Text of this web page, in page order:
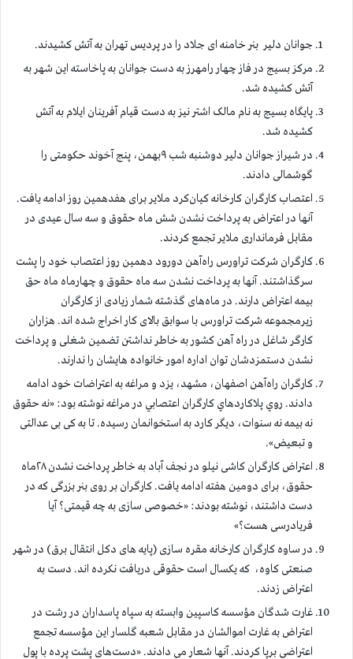
جوانان دلیر بنر خامنه ای جلاد را در پردیس تهران به آتش کشیدند.
مرکز بسیج در فاز چهار رامهرز به دست جوانان به پاخاسته این شهر به
آتش کشیده شد.
پایگاه بسیج به نام مالک اشتر نیز به دست قیام آفرینان ایلام به آتش
کشیده شد.
در شیراز جوانان دلیر دوشنبه شب ۹بهمن، پنج آخوند حکومتی را
گوشمالی دادند.
اعتصاب کارگران کارخانه کیان‌کرد ملایر برای هفدهمین روز ادامه یافت.
آنها در اعتراض به پرداخت نشدن شش ماه حقوق و سه سال عیدی در
مقابل فرمانداری ملایر تجمع کردند.
کارگران شرکت تراورس راه‌آهن دورود دهمین روز اعتصاب خود را پشت
سرگذاشتند. آنها به پرداخت نشدن سه ماه حقوق‌ و چهارماه ماه حق
بیمه اعتراض دارند. در ماه‌های گذشته شمار زیادی از کارگران
زیرمجموعه شرکت تراورس با سوابق بالای کار اخراج شده اند. هزاران
کارگر شاغل در راه آهن کشور به خاطر نداشتن تضمین شغلی و پرداخت
نشدن دستمزدشان توان اداره امور خانواده هایشان را ندارند.
کارگران راه‌آهن اصفهان، مشهد، یزد و مراغه به اعتراضات خود ادامه
دادند. روي پلاكاردهاي كارگران اعتصابي در مراغه نوشته بود:‌ «نه حقوق
نه بیمه نه سنوات، دیگر کارد به استخوانمان رسیده. تا به کی بی عدالتی
و تبعیض».
اعتراض کارگران کاشی نیلو در نجف آباد به خاطر پرداخت نشدن ۲۸ماه
حقوق، برای دومین هفته ادامه یافت. کارگران بر روی بنر بزرگی که در
دست داشتند، نوشته بودند: «خصوصی سازی به چه قیمتی؟ آیا
فریادرسی هست؟»
در ساوه کارگران کارخانه مقره سازی (پایه های دکل انتقال برق) در شهر
صنعتی کاوه، که یکسال است حقوقی دریافت نکرده اند. دست به
اعتراض زدند.
غارت شدگان مؤسسه کاسپین وابسته به سپاه پاسداران در رشت در
اعتراض به غارت اموالشان در مقابل شعبه گلسار این مؤسسه تجمع
اعتراضی برپا کردند. آنها شعار می دادند. «دست‌های پشت پرده با پول